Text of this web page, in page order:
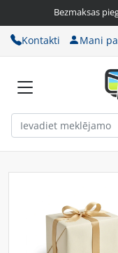
Bezmaksas
Kontakti Mani